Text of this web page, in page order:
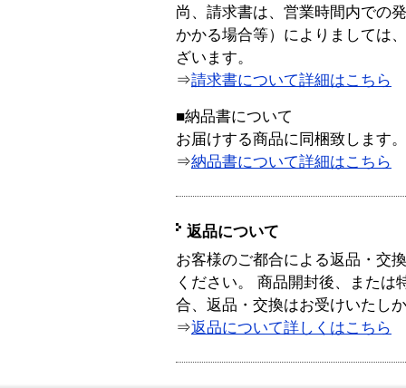
尚、請求書は、営業時間内での
かかる場合等）によりましては
ざいます。
⇒請求書について詳細はこちら
■納品書について
お届けする商品に同梱致します。
⇒納品書について詳細はこちら
返品について
お客様のご都合による返品・交
ください。 商品開封後、または
合、返品・交換はお受けいたし
⇒返品について詳しくはこちら